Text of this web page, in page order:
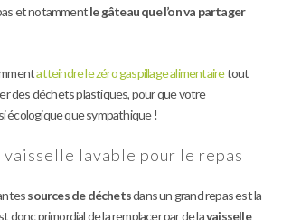
et notammentle gâteau que l’on va partager
atteindre le zéro gaspillage alimentairetout
des déchets plastiques, pour que votre
écologique que sympathique !
lavable pour le repas
sources de déchetsdans un grand repas est la
donc primordial de la remplacer par de lavaisselle